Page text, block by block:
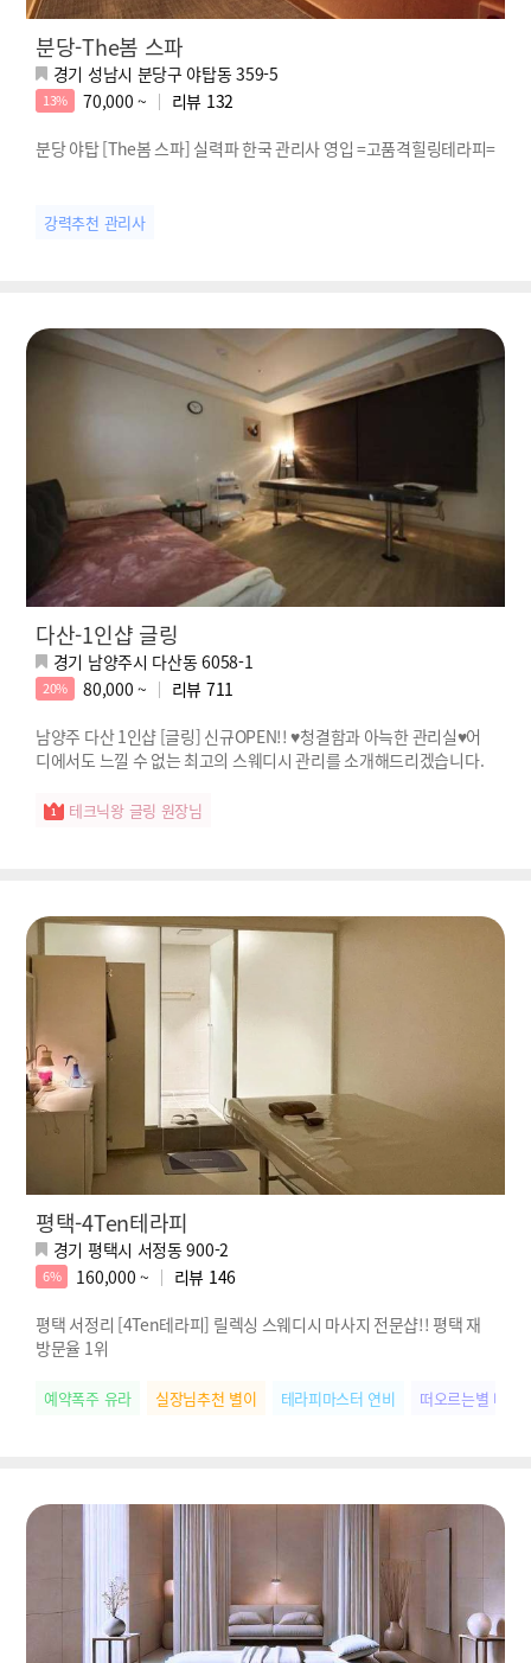
분당-The봄 스파
경기 성남시 분당구 야탑동 359-5
13% 70,000 ~ 리뷰 132
분당 야탑 [The봄 스파] 실력파 한국 관리사 영입 =고품격힐링테라피=
강력추천 관리사
다산-1인샵 글링
경기 남양주시 다산동 6058-1
20% 80,000 ~ 리뷰 711
남양주 다산 1인샵 [글링] 신규OPEN!! ♥청결함과 아늑한 관리실♥어
디에서도 느낄 수 없는 최고의 스웨디시 관리를 소개해드리겠습니다.
테크닉왕 글링 원장님
평택-4Ten테라피
경기 평택시 서정동 900-2
6% 160,000 ~ 리뷰 146
평택 서정리 [4Ten테라피] 릴렉싱 스웨디시 마사지 전문샵!! 평택 재
방문율 1위
예약폭주 유라 실장님추천 별이 테라피마스터 연비 떠오르는별 나연